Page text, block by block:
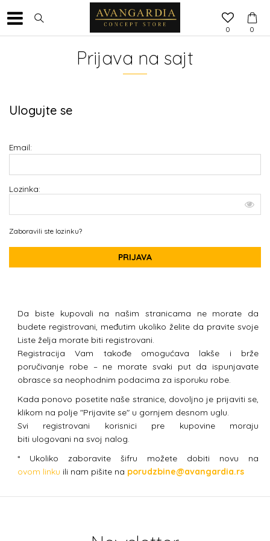
0
0
Prijava na sajt
Ulogujte se
Email:
Lozinka:
Zaboravili ste lozinku?
PRIJAVA
Da biste kupovali na našim stranicama ne morate da
budete registrovani, međutim ukoliko želite da pravite svoje
Liste želja morate biti registrovani.
Registracija Vam takođe omogućava lakše i brže
poručivanje robe – ne morate svaki put da ispunjavate
obrasce sa neophodnim podacima za isporuku robe.
Kada ponovo posetite naše stranice, dovoljno je prijaviti se,
klikom na polje "Prijavite se" u gornjem desnom uglu.
Svi registrovani korisnici pre kupovine moraju
biti ulogovani na svoj nalog.
* Ukoliko zaboravite šifru možete dobiti novu na
ovom linku ili nam pišite na porudzbine@avangardia.rs